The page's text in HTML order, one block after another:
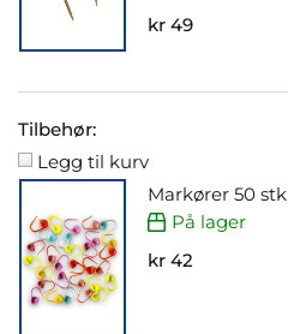
kr 49
Tilbehør:
Legg til kurv
Markører 50 stk
På lager
kr 42